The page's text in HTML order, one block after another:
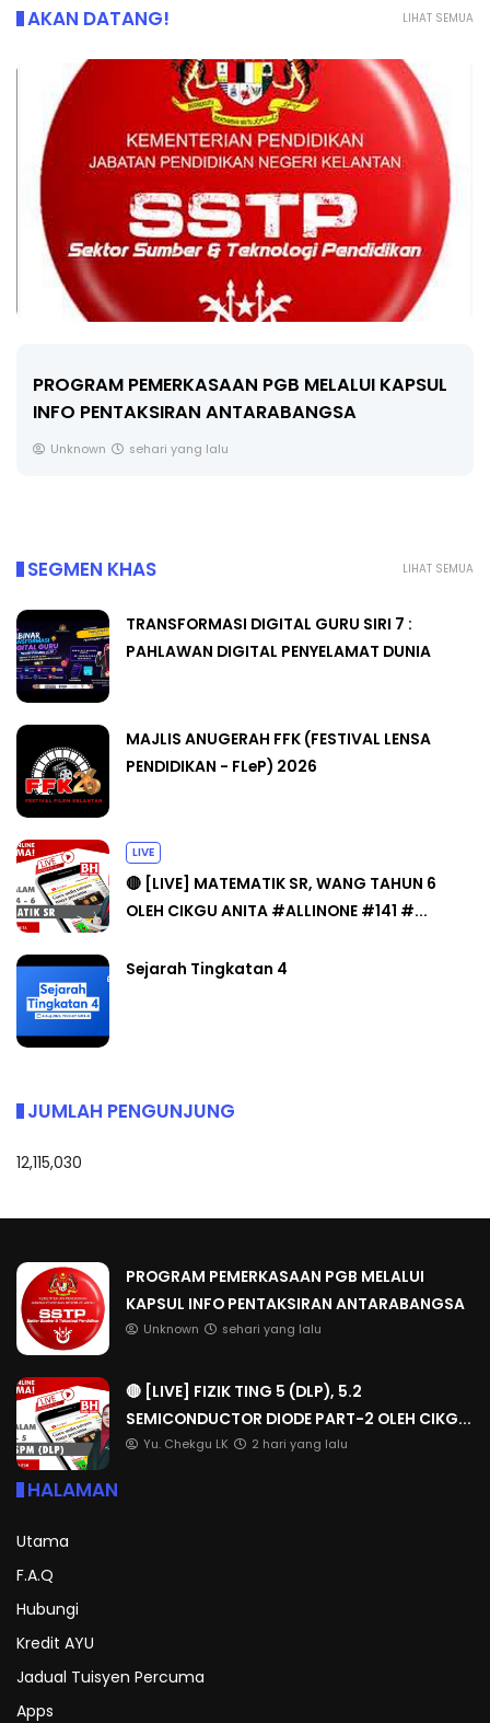
LIHAT SEMUA
AKAN DATANG!
KAPSUL
🔴 [LIVE] FIZIK TING 5 (DLP), 5.2
SEMICONDUCTOR DIODE PART-2 OLEH
LIHAT SEMUA
SEGMEN KHAS
TRANSFORMASI DIGITAL GURU SIRI 7 :
PAHLAWAN DIGITAL PENYELAMAT DUNIA
MAJLIS ANUGERAH FFK (FESTIVAL LENSA
PENDIDIKAN - FLeP) 2026
LIVE
🔴 [LIVE] MATEMATIK SR, WANG TAHUN 6
OLEH CIKGU ANITA #ALLINONE #141 #...
Sejarah Tingkatan 4
JUMLAH PENGUNJUNG
12,115,030
PROGRAM PEMERKASAAN PGB MELALUI
KAPSUL INFO PENTAKSIRAN ANTARABANGSA
Unknown sehari yang lalu
🔴 [LIVE] FIZIK TING 5 (DLP), 5.2
SEMICONDUCTOR DIODE PART-2 OLEH CIKG...
Yu. Chekgu LK 2 hari yang lalu
HALAMAN
Utama
F.A.Q
Hubungi
Kredit AYU
Jadual Tuisyen Percuma
Apps